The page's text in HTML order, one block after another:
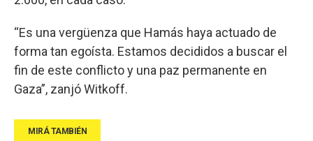
“Es una vergüenza que Hamás haya actuado de
forma tan egoísta. Estamos decididos a buscar el
fin de este conflicto y una paz permanente en
Gaza”, zanjó Witkoff.